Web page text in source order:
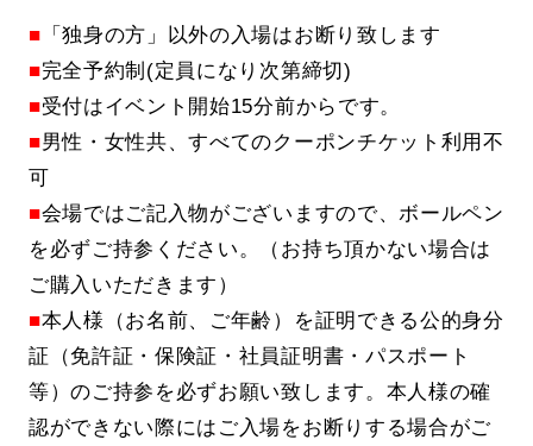
■ 「独身の方」以外の入場はお断り致します
■完全予約制(定員になり次第締切)
■受付はイベント開始15分前からです。
■男性・女性共、すべてのクーポンチケット利用不
可
■会場ではご記入物がございますので、ボールペン
を必ずご持参ください。（お持ち頂かない場合は
ご購入いただきます）
■本人様（お名前、ご年齢）を証明できる公的身分
証（免許証・保険証・社員証明書・パスポート
等）のご持参を必ずお願い致します。本人様の確
認ができない際にはご入場をお断りする場合がご